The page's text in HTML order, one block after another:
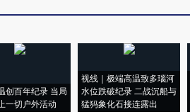
创百年纪录 当局
一切户外活动
视线｜极端高温致多瑙河
水位跌破纪录 二战沉船与
猛犸象化石接连露出